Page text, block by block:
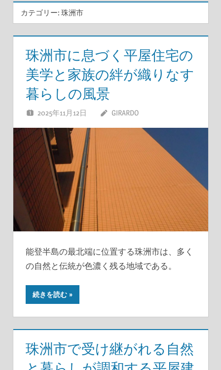
カテゴリー: 珠洲市
珠洲市に息づく平屋住宅の
美学と家族の絆が織りなす
暮らしの風景
2025年11月12日 GIRARDO
能登半島の最北端に位置する珠洲市は、多く
の自然と伝統が色濃く残る地域である。
続きを読む
珠洲市で受け継がれる自然